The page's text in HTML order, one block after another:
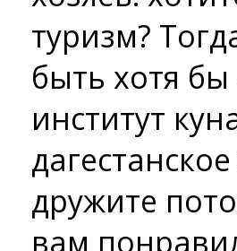
туризм?
быть хотя
институт
дружите
вам